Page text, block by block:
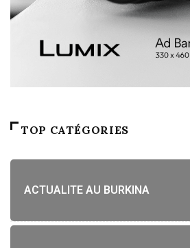
TOP CATÉGORIES
ACTUALITE AU BURKINA